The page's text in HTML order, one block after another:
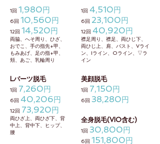
1回 1,980円
6回 10,560円
12回 14,520円
両脇、へそ周り、ひざ、
おでこ、手の指先+甲、
もみあげ、足の指+甲、
頬、あご、乳輪周り
Lパーツ脱毛
1回 7,260円
6回 40,206円
12回 73,920円
両ひざ上、両ひざ下、背
中上、背中下、ヒップ、
腰
1回 4,510円
6回 23,100円
12回 40,920円
襟足周り、襟足、両ひじ下、
両ひじ上、肩、バスト、Vライ
ン、Iライン、Oライン、▽ラ
イン
美顔脱毛
1回 7,150円
6回 38,280円
全身脱毛(VIO含む)
1回 30,800円
6回 151,800円